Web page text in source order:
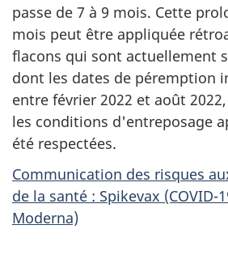
passe de 7 à 9 mois. Cette
mois peut être appliquée
flacons qui sont actuellement
dont les dates de péremption
entre février 2022 et août
les conditions d'entreposage
été respectées.
Communication des risques
de la santé : Spikevax (COVID-
Moderna)